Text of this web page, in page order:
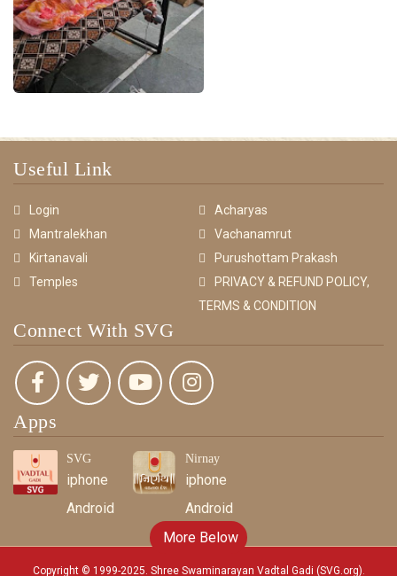
Useful Link
Login
Acharyas
Mantralekhan
Vachanamrut
Kirtanavali
Purushottam Prakash
Temples
PRIVACY & REFUND POLICY,
TERMS & CONDITION
Connect With SVG
Apps
SVG
iphone
Android
Nirnay
iphone
Android
Copyright © 1999-2025. Shree Swaminarayan Vadtal Gadi (SVG.org).
More Below